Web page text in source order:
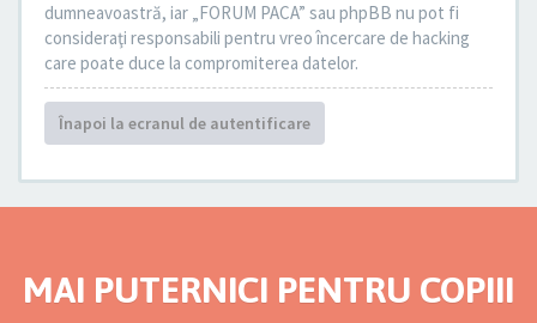
dumneavoastră, iar „FORUM PACA” sau phpBB nu pot fi
consideraţi responsabili pentru vreo încercare de hacking
care poate duce la compromiterea datelor.
Înapoi la ecranul de autentificare
MAI PUTERNICI PENTRU COPIII